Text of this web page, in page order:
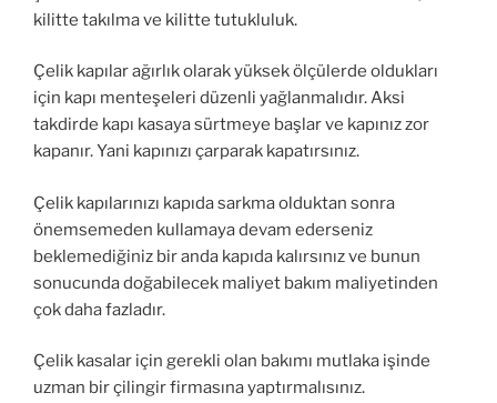
kilitte takılma ve kilitte tutukluluk.
Çelik kapılar ağırlık olarak yüksek ölçülerde oldukları
için kapı menteşeleri düzenli yağlanmalıdır. Aksi
takdirde kapı kasaya sürtmeye başlar ve kapınız zor
kapanır. Yani kapınızı çarparak kapatırsınız.
Çelik kapılarınızı kapıda sarkma olduktan sonra
önemsemeden kullamaya devam ederseniz
beklemediğiniz bir anda kapıda kalırsınız ve bunun
sonucunda doğabilecek maliyet bakım maliyetinden
çok daha fazladır.
Çelik kasalar için gerekli olan bakımı mutlaka işinde
uzman bir çilingir firmasına yaptırmalısınız.